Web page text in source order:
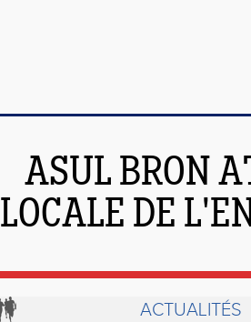
ASUL BRON
LOCALE DE
ACTUALITÉS